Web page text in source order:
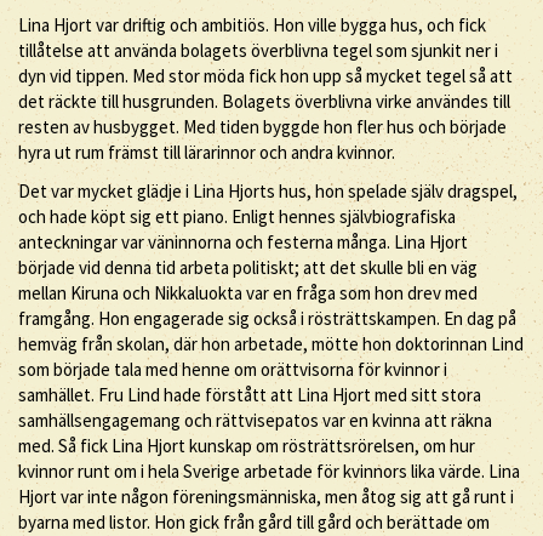
Lina Hjort var driftig och ambitiös. Hon ville bygga hus, och fick
tillåtelse att använda bolagets överblivna tegel som sjunkit ner i
dyn vid tippen. Med stor möda fick hon upp så mycket tegel så att
det räckte till husgrunden. Bolagets överblivna virke användes till
resten av husbygget. Med tiden byggde hon fler hus och började
hyra ut rum främst till lärarinnor och andra kvinnor.
Det var mycket glädje i Lina Hjorts hus, hon spelade själv dragspel,
och hade köpt sig ett piano. Enligt hennes självbiografiska
anteckningar var väninnorna och festerna många. Lina Hjort
började vid denna tid arbeta politiskt; att det skulle bli en väg
mellan Kiruna och Nikkaluokta var en fråga som hon drev med
framgång. Hon engagerade sig också i rösträttskampen. En dag på
hemväg från skolan, där hon arbetade, mötte hon doktorinnan Lind
som började tala med henne om orättvisorna för kvinnor i
samhället. Fru Lind hade förstått att Lina Hjort med sitt stora
samhällsengagemang och rättvisepatos var en kvinna att räkna
med. Så fick Lina Hjort kunskap om rösträttsrörelsen, om hur
kvinnor runt om i hela Sverige arbetade för kvinnors lika värde. Lina
Hjort var inte någon föreningsmänniska, men åtog sig att gå runt i
byarna med listor. Hon gick från gård till gård och berättade om